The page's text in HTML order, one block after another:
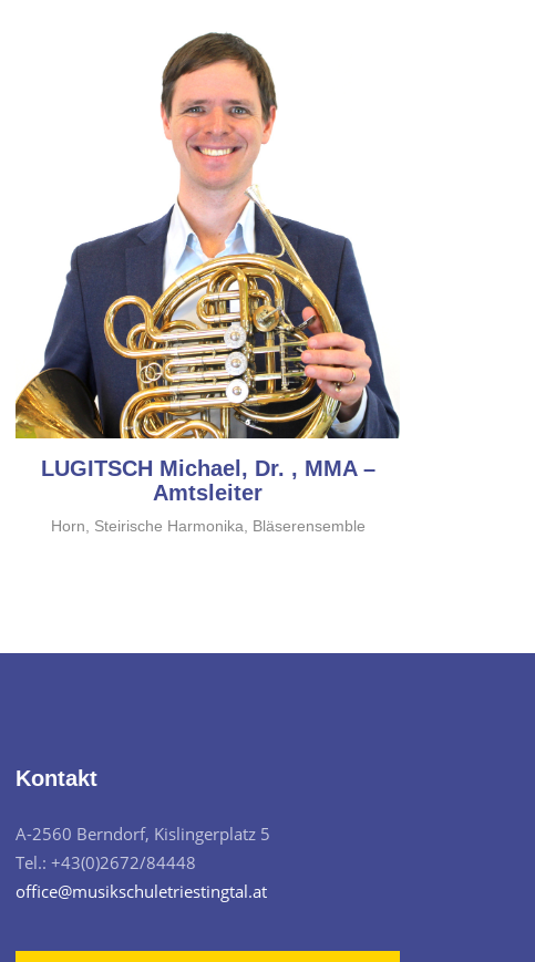
LUGITSCH Michael, Dr. , MMA –
Amtsleiter
Horn, Steirische Harmonika, Bläserensemble
Kontakt
A-2560 Berndorf, Kislingerplatz 5
Tel.: +43(0)2672/84448
office@musikschuletriestingtal.at